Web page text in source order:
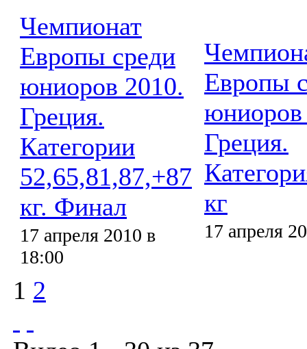
Чемпионат
Европы среди
юниоров 2010.
Греция.
Категории
52,65,81,87,+87
кг. Финал
17 апреля 2010 в
18:00
Европы
юниоров
Греция.
кг
17 апреля
1 2